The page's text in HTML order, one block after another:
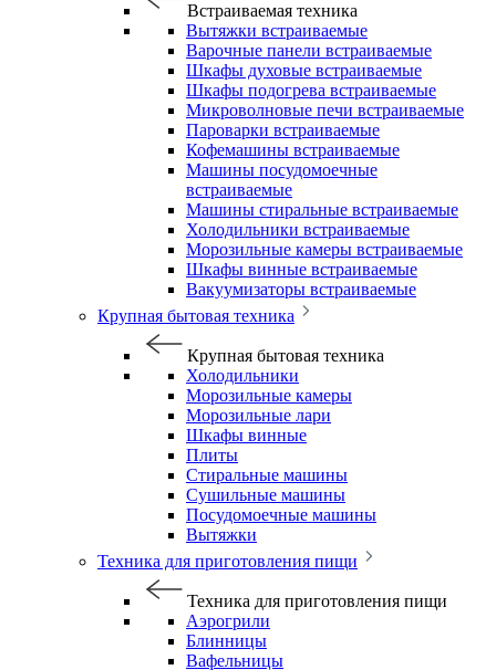
Встраиваемая техника
Вытяжки встраиваемые
Варочные панели встраиваемые
Шкафы духовые встраиваемые
Шкафы подогрева встраиваемые
Микроволновые печи встраиваемые
Пароварки встраиваемые
Кофемашины встраиваемые
Машины посудомоечные
встраиваемые
Машины стиральные встраиваемые
Холодильники встраиваемые
Морозильные камеры встраиваемые
Шкафы винные встраиваемые
Вакуумизаторы встраиваемые
Крупная бытовая техника
Крупная бытовая техника
Холодильники
Морозильные камеры
Морозильные лари
Шкафы винные
Плиты
Стиральные машины
Сушильные машины
Посудомоечные машины
Вытяжки
Техника для приготовления пищи
Техника для приготовления пищи
Аэрогрили
Блинницы
Вафельницы